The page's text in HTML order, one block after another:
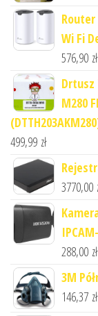
Wi Fi
576,90 zł
Drtusz
M280
499,99 zł
3770,00
288,00 zł
3M
146,37 zł